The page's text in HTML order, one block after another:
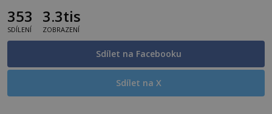
353
SDÍLENÍ
3.3tis
ZOBRAZENÍ
Sdílet na Facebooku
Sdílet na X